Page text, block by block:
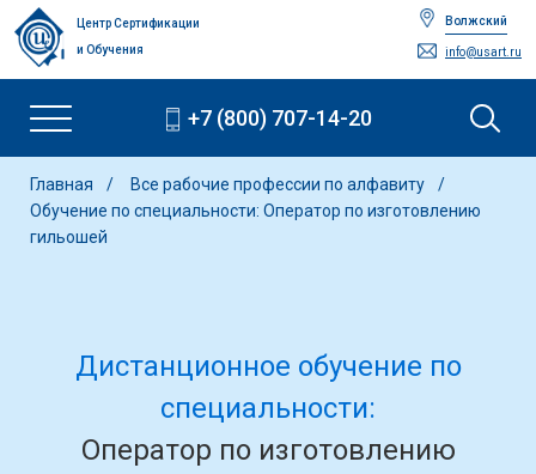
Центр Сертификации
и Обучения
Волжский
info@usart.ru
+7 (800) 707-14-20
Главная
Все рабочие профессии по алфавиту
Обучение по специальности: Оператор по изготовлению
гильошей
Дистанционное обучение по
специальности:
Оператор по изготовлению